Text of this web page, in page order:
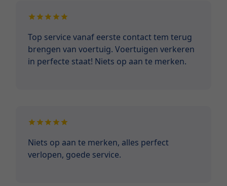
Top service vanaf eerste contact tem terug
brengen van voertuig. Voertuigen verkeren
in perfecte staat! Niets op aan te merken.
Niets op aan te merken, alles perfect
verlopen, goede service.